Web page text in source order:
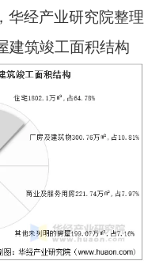
华经产业研究院整理
建筑竣工面积结构